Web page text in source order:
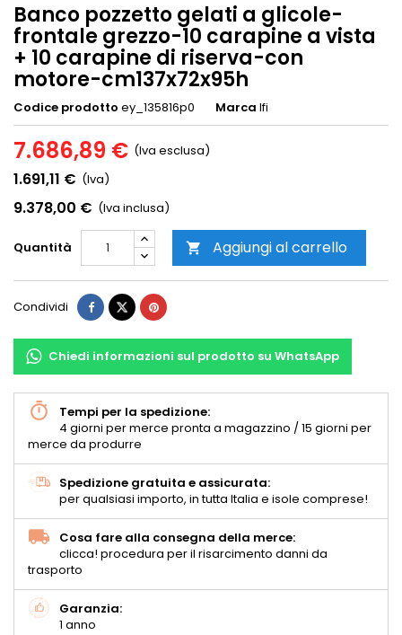
Banco pozzetto gelati a glicole-
frontale grezzo-10 carapine a vista
+ 10 carapine di riserva-con
motore-cm137x72x95h
Codice prodotto ey_135816p0 Marca Ifi
7.686,89 € (Iva esclusa)
1.691,11 € (Iva)
9.378,00 € (Iva inclusa)
Quantità  Aggiungi al carrello
Condividi
Chiedi informazioni sul prodotto su WhatsApp
Tempi per la spedizione:
4 giorni per merce pronta a magazzino / 15 giorni per
merce da produrre
Spedizione gratuita e assicurata:
per qualsiasi importo, in tutta Italia e isole comprese!
Cosa fare alla consegna della merce:
clicca! procedura per il risarcimento danni da
trasporto
Garanzia:
1 anno